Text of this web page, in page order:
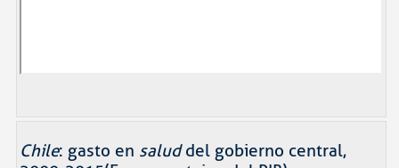
Chile: gasto en saluddel gobierno central,